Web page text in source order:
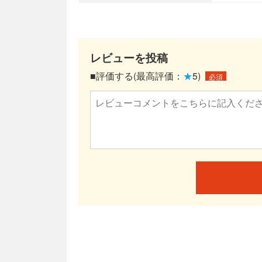
レビューを投稿
■評価する(最高評価： ★5) 必須